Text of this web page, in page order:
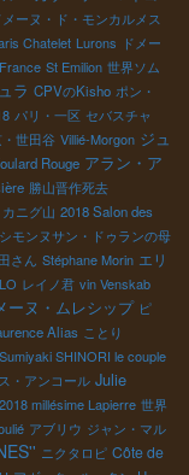
メーヌ・ド・モンカルメス
Chatelet Lurons ドメー
St Emilion 世界ソム
ラ CPVのKisho ポン・
パリ・一区 セバスチャ
世田谷 Villié-Morgon ジュ
Rouge アラン・ア
勝山晋作死去
カニグ山 2018 Salon des
シモンヌサン・ドゥランの母
さん Stéphane Morin エリ
レイノ君 vin Venskab
ーヌ・ムレシップ ピ
Alias ことり
Sumiyaki SHINORI le couple
・アンコール Julie
2018 millésime Lapierre 世界
アブリウ ジャン・マル
ニクタロピ Côte de